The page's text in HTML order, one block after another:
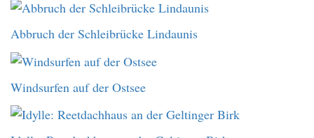
Abbruch der Schleibrücke Lindaunis
Windsurfen auf der Ostsee